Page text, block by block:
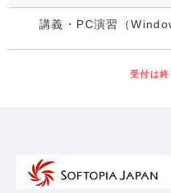
講義・PC演習（
受付は終